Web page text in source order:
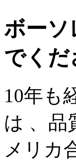
ボーソ
でくだ
10年も
は 、品
メリカ